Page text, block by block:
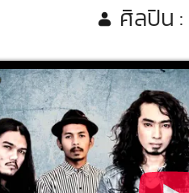
ศิลปิน :